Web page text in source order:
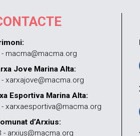
macma@macma.org
Jove Marina Alta:
xarxajove@macma.org
Esportiva Marina Alta:
xarxaesportiva@macma.org
d’Arxius:
arxius@macma.org